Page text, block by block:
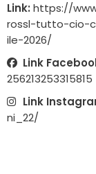
Link: https://
rossl-tutto-cio-
ile-2026/
Link
256213253315815
Link
ni_22/